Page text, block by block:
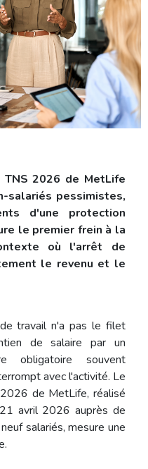
TNS 2026 de MetLife
salariés pessimistes,
d'une protection
le premier frein à la
où l'arrêt de
le revenu et le
travail n'a pas le filet
de salaire par un
obligatoire souvent
avec l'activité. Le
de MetLife, réalisé
avril 2026 auprès de
salariés, mesure une